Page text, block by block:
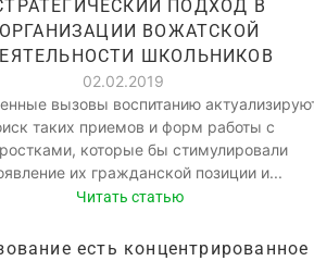
ПОДХОД В
ОРГАНИЗАЦИИ ВОЖАТСКОЙ
ШКОЛЬНИКОВ
02.02.2019
вызовы воспитанию
таких приемов и форм работы с
которые бы стимулировали
их гражданской позиции и...
Читать статью
есть концентрированное